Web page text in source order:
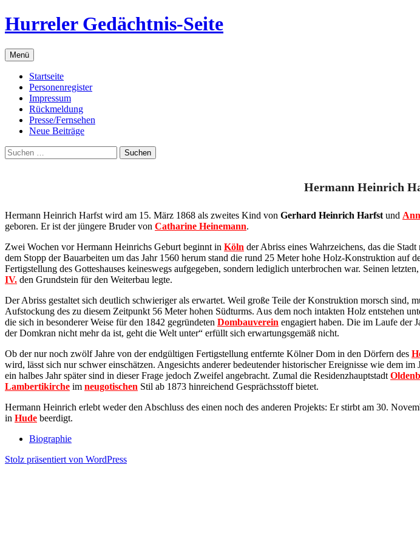
Zum
Inhalt
Hurreler Gedächtnis-Seite
Menü
Startseite
Personenregister
Impressum
Rückmeldung
Presse/Fernsehen
Neue Beiträge
Suchen
nach:
Hermann Heinrich
Hermann Heinrich Harfst wird am 15. März 1868 als zweites Kind von Gerhard Heinrich Harfst und
geboren. Er ist der jüngere Bruder von Catharine Heinemann.
Zwei Wochen vor Hermann Heinrichs Geburt beginnt in Köln der Abriss eines Wahrzeichens, das die
dem Stopp der Bauarbeiten um das Jahr 1560 herum stand die rund 25 Meter hohe Holz-Konstruktion auf
Fertigstellung des Gotteshauses keineswegs aufgegeben, sondern lediglich unterbrochen war. Seinen
IV. den Grundstein für den Weiterbau legte.
Der Abriss gestaltet sich deutlich schwieriger als erwartet. Weil große Teile der Konstruktion morsch sind,
Aufstockung des zu diesem Zeitpunkt 56 Meter hohen Südturms. Aus dem noch intakten Holz entstehen
die sich in besonderer Weise für den 1842 gegründeten Dombauverein engagiert haben. Die im Laufe der
der Domkran nicht mehr da ist, geht die Welt unter“ erfüllt sich erwartungsgemäß nicht.
Ob der nur noch zwölf Jahre von der endgültigen Fertigstellung entfernte Kölner Dom in den Dörfern des
wird, lässt sich nur schwer einschätzen. Angesichts anderer bedeutender historischer Ereignisse wie dem im
ein halbes Jahr später sind in dieser Frage jedoch Zweifel angebracht. Zumal die Residenzhauptstadt
Lambertikirche im neugotischen Stil ab 1873 hinreichend Gesprächsstoff bietet.
Hermann Heinrich erlebt weder den Abschluss des einen noch des anderen Projekts: Er stirbt am 30.
in Hude beerdigt.
Biographie
Stolz präsentiert von WordPress